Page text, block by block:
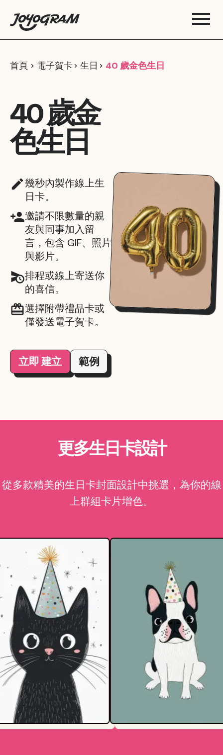
首頁 電子賀卡 生日 40 歲金色生日
40 歲金
色生日
幾秒內製作線上生
日卡。
邀請不限數量的親
友與同事加入留
言，包含 GIF、照片
與影片。
排程或線上寄送你
的喜信。
選擇附帶禮品卡或
僅發送電子賀卡。
立即 建立 範例
更多生日卡設計
從多款精美的生日卡封面設計中挑選，為你的線
上群組卡片增色。